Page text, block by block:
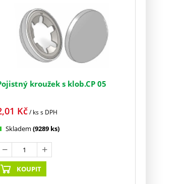
kroužek s klob.CP 05
Kč/ kss DPH
Skladem (9289 ks)
KOUPIT